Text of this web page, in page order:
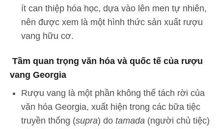
ít can thiệp hóa học, dựa vào lên men tự nhiên,
nên được xem là một hình thức sản xuất rượu
vang hữu cơ.
Tầm quan trọng văn hóa và quốc tế của rượu
vang Georgia
Rượu vang là một phần không thể tách rời của
văn hóa Georgia, xuất hiện trong các bữa tiệc
truyền thống (supra) dotamada (người chủ tiệc)